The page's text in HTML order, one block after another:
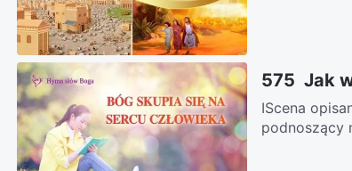
575 Jak
IScena
podnoszący